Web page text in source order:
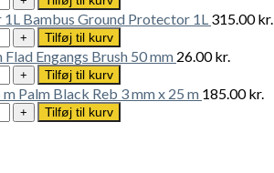
Bambus Ground Protector 1L 315.00kr.
Tilføj til kurv
Flad Engangs Brush 50 mm 26.00kr.
Tilføj til kurv
Palm Black Reb 3 mm x 25 m 185.00kr.
Tilføj til kurv